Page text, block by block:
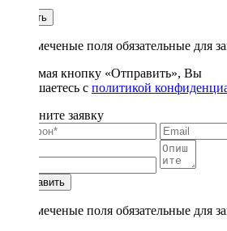
Купить
* - отмеченые поля обязательные для
Нажимая кнопку «Отправить», Вы
соглашаетесь с политикой
Заполните заявку
Отправить
* - отмеченые поля обязательные для